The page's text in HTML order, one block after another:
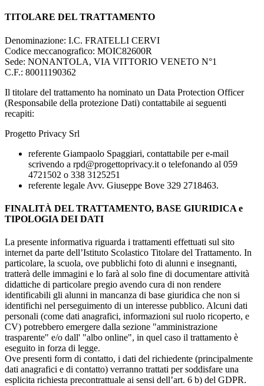
TITOLARE DEL TRATTAMENTO
Denominazione: I.C. FRATELLI CERVI
Codice meccanografico: MOIC82600R
Sede: NONANTOLA, VIA VITTORIO VENETO N°1
C.F.: 80011190362
Il titolare del trattamento ha nominato un Data Protection Officer
(Responsabile della protezione Dati) contattabile ai seguenti
recapiti:
Progetto Privacy Srl
referente Giampaolo Spaggiari, contattabile per e-mail
scrivendo a rpd@progettoprivacy.it o telefonando al 059
4721502 o 338 3125251
referente legale Avv. Giuseppe Bove 329 2718463.
FINALITÀ DEL TRATTAMENTO, BASE GIURIDICA e
TIPOLOGIA DEI DATI
La presente informativa riguarda i trattamenti effettuati sul sito
internet da parte dell’Istituto Scolastico Titolare del Trattamento. In
particolare, la scuola, ove pubblichi foto di alunni e insegnanti,
tratterà delle immagini e lo farà al solo fine di documentare attività
didattiche di particolare pregio avendo cura di non rendere
identificabili gli alunni in mancanza di base giuridica che non si
identifichi nel perseguimento di un interesse pubblico. Alcuni dati
personali (come dati anagrafici, informazioni sul ruolo ricoperto, e
CV) potrebbero emergere dalla sezione "amministrazione
trasparente" e/o dall' "albo online", in quel caso il trattamento è
eseguito in forza di legge.
Ove presenti form di contatto, i dati del richiedente (principalmente
dati anagrafici e di contatto) verranno trattati per soddisfare una
esplicita richiesta precontrattuale ai sensi dell’art. 6 b) del GDPR.